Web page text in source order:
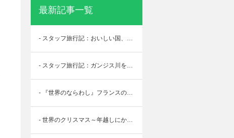
最新記事一覧
- スタッフ旅行記：おいしい国、ポルトガル
- スタッフ旅行記：ガンジス川を求めて
- 『世界のならわし』フランスの挨拶とは？！
- 世界のクリスマス～年越しにかけての過ごし方！～フィンランド～